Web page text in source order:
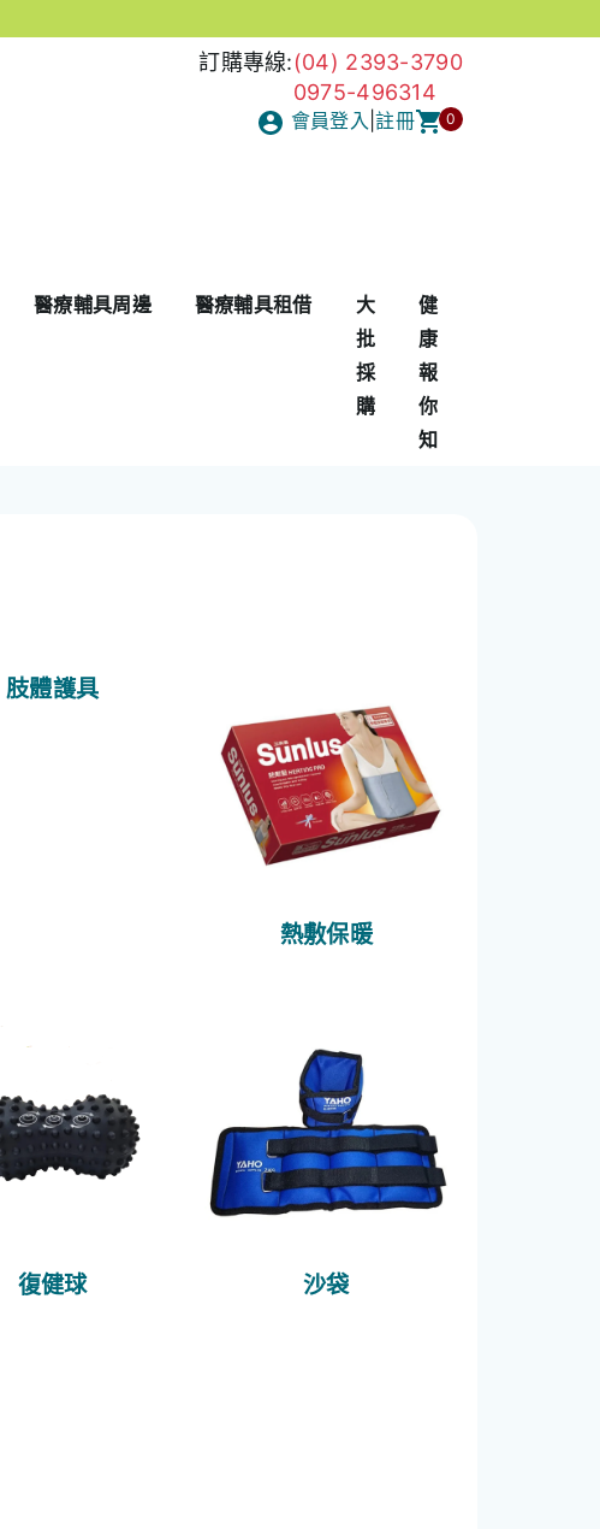
訂購專線:(04) 2393-3790
0975-496314
會員登入 |註冊 0
醫療輔具周邊 醫療輔具租借
大
批
採
購
健
康
報
你
知
肢體護具
熱敷保暖
復健球 沙袋